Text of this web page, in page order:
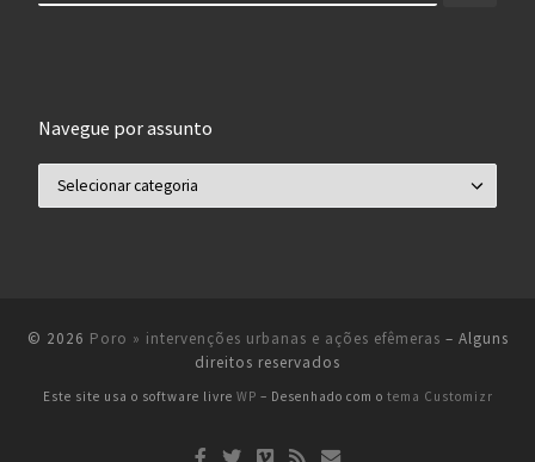
Navegue por assunto
© 2026 Poro » intervenções urbanas e ações efêmeras – Alguns
direitos reservados
Este site usa o software livre WP – Desenhado com o tema Customizr